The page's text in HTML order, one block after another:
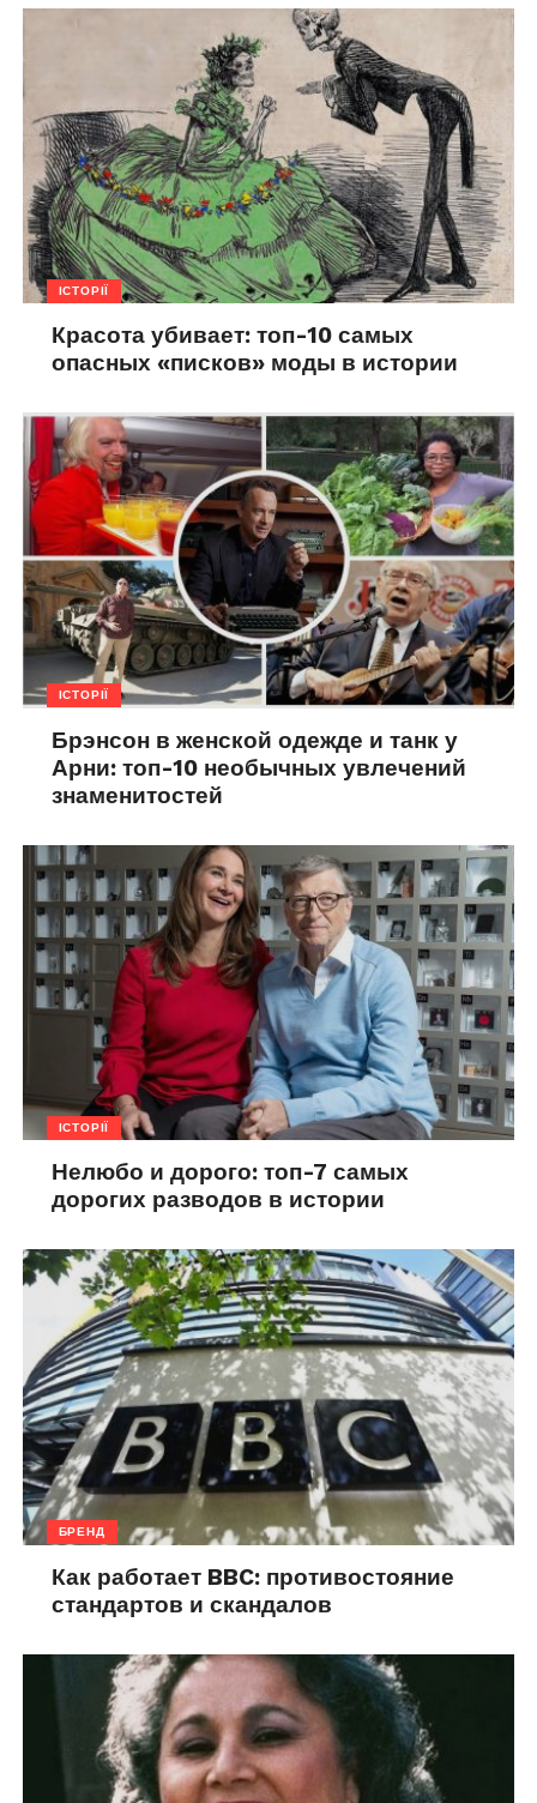
ІСТОРІЇ
Красота убивает: топ-10 самых
опасных «писков» моды в истории
ІСТОРІЇ
Брэнсон в женской одежде и танк у
Арни: топ-10 необычных увлечений
знаменитостей
ІСТОРІЇ
Нелюбо и дорого: топ-7 самых
дорогих разводов в истории
БРЕНД
Как работает BBC: противостояние
стандартов и скандалов